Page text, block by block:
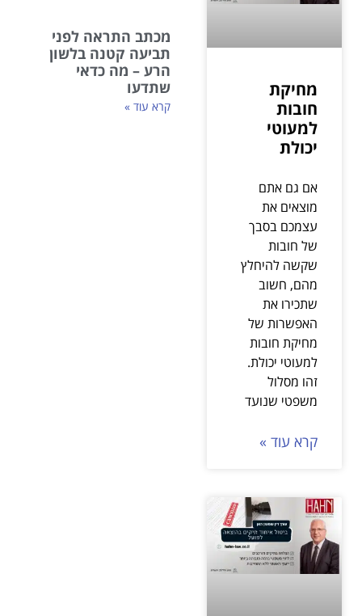
מחיקת
חובות
למעוטי
יכולת
אם גם אתם
מוצאים את
עצמכם בסבך
של חובות
שקשה להיחלץ
מהם, חשוב
שתכירו את
האפשרות של
מחיקת חובות
למעוטי יכולת.
זהו מסלול
משפטי שנועד
קרא עוד »
מכתב התראה לפני
תביעה קטנה בלשון
הרע – מה כדאי
שתדעו
קרא עוד »